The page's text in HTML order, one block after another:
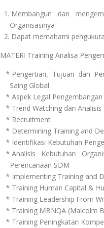
1. Membangun dan
Organisasinya
2. Dapat memahami
MATERI Training Analisa
* Pengertian, Tujuan dan
Saing Global
* Aspek Legal Pengembangan
* Trend Watching dan Analisis
* Recruitment
* Determining Training and
* Identifikasi Kebutuhan
* Analisis Kebutuhan
Perencanaan SDM
* Implementing Training and
* Training Human Capital &
* Training Leadership From
* Training MBNQA (Malcolm
* Training Peningkatan